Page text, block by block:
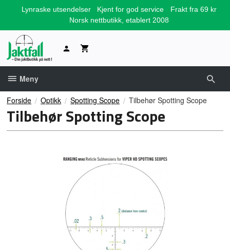
Lynraske utsendelser Kjent for god service
Frakt fra 69 kr
Norsk nettbutikk, etablert 2008
Meny
Forside Optikk Spotting Scope Tilbehør Spotting Scope
Tilbehør Spotting Scope